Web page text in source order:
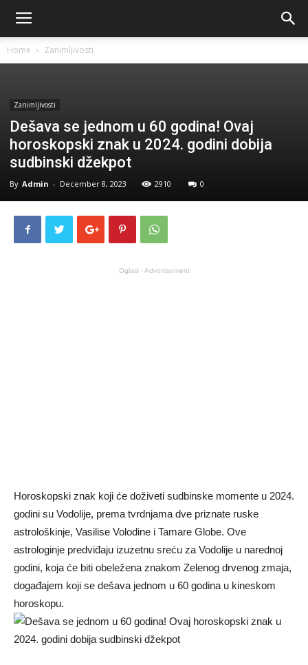
Home Zanimljivosti
Zanimljivosti
Dešava se jednom u 60 godina! Ovaj
horoskopski znak u 2024. godini dobija
sudbinski džekpot
By Admin - December 8, 2023 2910 0
Oglasi - Advertisement
Horoskopski znak koji će doživeti sudbinske momente u 2024.
godini su Vodolije, prema tvrdnjama dve priznate ruske
astrološkinje, Vasilise Volodine i Tamare Globe. Ove
astrologinje predviđaju izuzetnu sreću za Vodolije u narednoj
godini, koja će biti obeležena znakom Zelenog drvenog zmaja,
događajem koji se dešava jednom u 60 godina u kineskom
horoskopu.